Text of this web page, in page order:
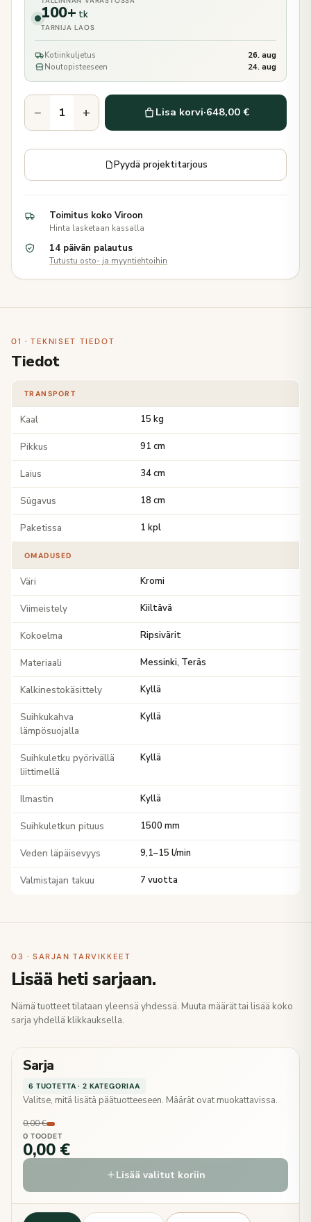
100+ tk
TARNIJA LAOS
Kotiinkuljetus
26. aug
Noutopisteeseen
24. aug
− + Lisa korvi·648,00 €
Pyydä projektitarjous
Toimitus koko Viroon
Hinta lasketaan kassalla
14 päivän palautus
Tutustu osto- ja myyntiehtoihin
01 · TEKNISET TIEDOT
Tiedot
TRANSPORT
Kaal 15 kg
Pikkus 91 cm
Laius 34 cm
Sügavus 18 cm
Paketissa 1 kpl
OMADUSED
Väri Kromi
Viimeistely Kiiltävä
Kokoelma Ripsivärit
Materiaali Messinki, Teräs
Kalkinestokäsittely Kyllä
Suihkukahva
lämpösuojalla
Kyllä
Suihkuletku pyörivällä
liittimellä
Kyllä
Ilmastin Kyllä
Suihkuletkun pituus 1500 mm
Veden läpäisevyys 9,1–15 l/min
Valmistajan takuu 7 vuotta
03 · SARJAN TARVIKKEET
Lisää heti sarjaan.
Nämä tuotteet tilataan yleensä yhdessä. Muuta määrät tai lisää koko
sarja yhdellä klikkauksella.
Sarja
6 TUOTETTA · 2 KATEGORIAA
Valitse, mitä lisätä päätuotteeseen. Määrät ovat muokattavissa.
0,00 €
0 TOODET
0,00 €
Lisää valitut koriin